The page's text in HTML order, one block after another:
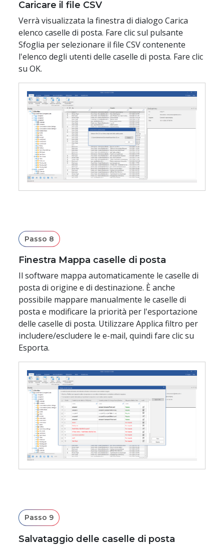
Caricare il file CSV
Verrà visualizzata la finestra di dialogo Carica
elenco caselle di posta. Fare clic sul pulsante
Sfoglia per selezionare il file CSV contenente
l'elenco degli utenti delle caselle di posta. Fare clic
su OK.
Passo 8
Finestra Mappa caselle di posta
Il software mappa automaticamente le caselle di
posta di origine e di destinazione. È anche
possibile mappare manualmente le caselle di
posta e modificare la priorità per l'esportazione
delle caselle di posta. Utilizzare Applica filtro per
includere/escludere le e-mail, quindi fare clic su
Esporta.
Passo 9
Salvataggio delle caselle di posta